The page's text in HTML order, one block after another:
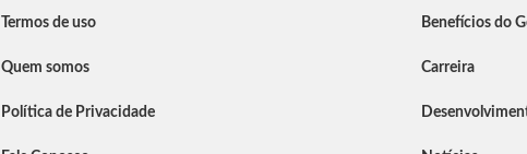
Termos de uso
Quem somos
Política de Privacidade
Benefícios do
Carreira